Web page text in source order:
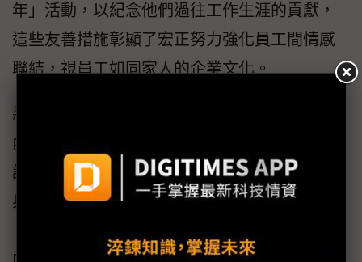
年」活動，以紀念他們過往工作生涯的貢獻，
這些友善措施彰顯了宏正努力強化員工間情感
聯結，視員工如同家人的企業文化。
新北市政府參採國際中⾼齡職場友善僱⽤指標
內容，規劃「中⾼齡者及⾼齡者友善職場認
證」，以「組織文化與機制」、「工作設計及
身心健康促進」、「職涯發展與世代傳承」及